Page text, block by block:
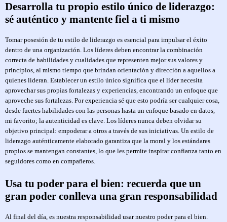
Desarrolla tu propio estilo único de liderazgo:
sé auténtico y mantente fiel a ti mismo
Tomar posesión de tu estilo de liderazgo es esencial para impulsar el éxito
dentro de una organización. Los líderes deben encontrar la combinación
correcta de habilidades y cualidades que representen mejor sus valores y
principios, al mismo tiempo que brindan orientación y dirección a aquellos a
quienes lideran. Establecer un estilo único significa que el líder necesita
aprovechar sus propias fortalezas y experiencias, encontrando un enfoque que
aproveche sus fortalezas. Por experiencia sé que esto podría ser cualquier cosa,
desde fuertes habilidades con las personas hasta un enfoque basado en datos,
mi favorito; la autenticidad es clave. Los líderes nunca deben olvidar su
objetivo principal: empoderar a otros a través de sus iniciativas. Un estilo de
liderazgo auténticamente elaborado garantiza que la moral y los estándares
propios se mantengan constantes, lo que les permite inspirar confianza tanto en
seguidores como en compañeros.
Usa tu poder para el bien: recuerda que un
gran poder conlleva una gran responsabilidad
Al final del día, es nuestra responsabilidad usar nuestro poder para el bien.